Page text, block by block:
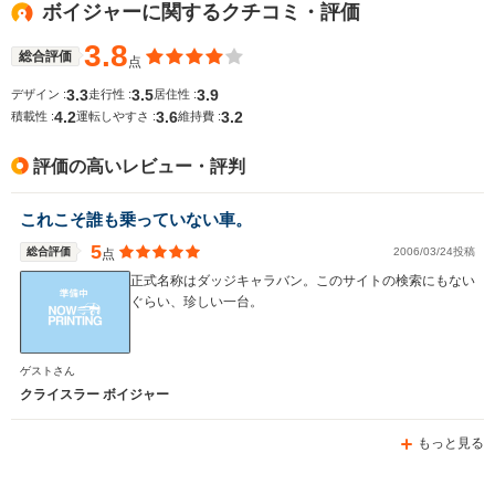
ボイジャーに関するクチコミ・評価
総合評価 3.8点
デザイン :3.3走行性 :3.5 居住性 :3.9
積載性 :4.2運転しやすさ :3.6維持費 :3.2
評価の高いレビュー・評判
これこそ誰も乗っていない車。
総合評価 5点 2006/03/24投稿
正式名称はダッジキャラバン。このサイトの検索にもない
ぐらい、珍しい一台。
ゲストさん
クライスラー ボイジャー
もっと見る